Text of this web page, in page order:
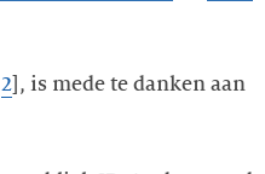
2 ], is mede te danken aan